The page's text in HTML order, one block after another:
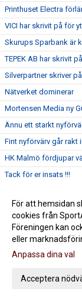
Printhuset Electra
VICI har skrivit på för
Skurups Sparbank är
TEPEK AB har skrivit
Silverpartner skriver
Nätverket dominerar
Mortensen Media ny
Ännu ett starkt
Fint nyförvärv går rakt
HK Malmö fördjupar
Tack för er insats !!!
Jörgen Rasmusson
Mittsexan Max
Våra padelfrukostar
Adam Krantz klar för
THE END! Säsongen
Dags för match 4
För att hemsidan
cookies från
Föreningen kan
eller
Anpassa dina val
Acceptera